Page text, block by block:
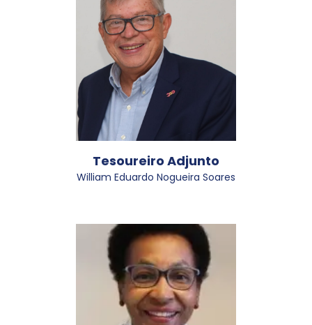
Tesoureiro Adjunto
William Eduardo Nogueira Soares